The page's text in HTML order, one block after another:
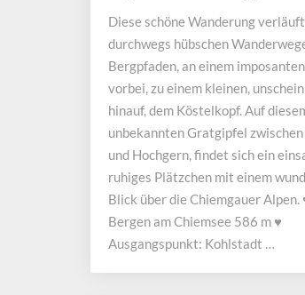
auf
den
Köstelkopf
Diese schöne Wanderung
durchwegs hübschen
Bergpfaden, an einem
vorbei, zu einem kleinen,
hinauf, dem Köstelkopf. Auf
unbekannten Gratgipfel
und Hochgern, findet sich ein
ruhiges Plätzchen mit einem
Blick über die Chiemgauer Alpen.
Bergen am Chiemsee 586 m ♥
Ausgangspunkt: Kohlstadt …